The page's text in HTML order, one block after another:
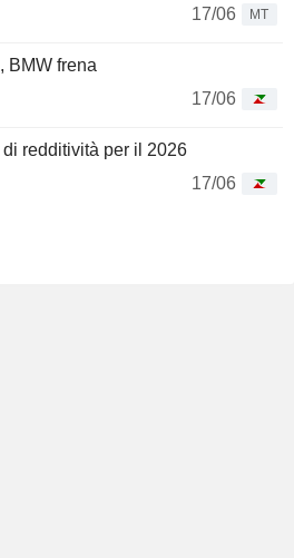
17/06
MT
BMW frena
17/06
redditività per il 2026
17/06